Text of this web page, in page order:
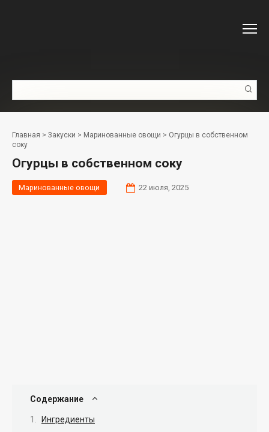
Главная > Закуски > Маринованные овощи > Огурцы в собственном
соку
Огурцы в собственном соку
Маринованные овощи 22 июля, 2025
Содержание
Ингредиенты